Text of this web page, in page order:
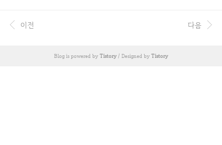
예전 부터 스타트업에 관심이 많았고 '배달의 민족'에도 관심이 많았기
때문에 재미있게 이 책을 읽을 수 있었다. 사실, 최근 나는 힘들고 고민이
었고 희망을 느꼈다. 문제의 정의 이 책에서는 문제를 찾는 것과 정의하
이전 다음
Blog is powered by Tistory/ Designed by Tistory